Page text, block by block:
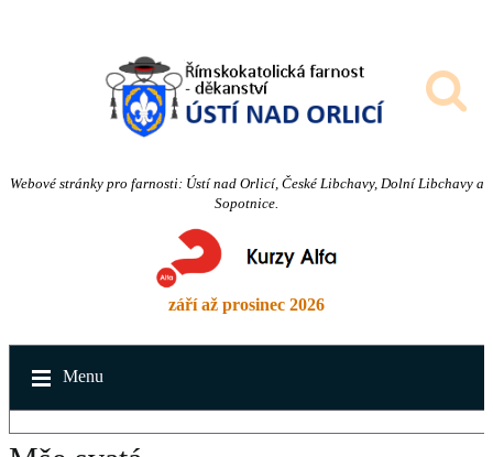
Webové stránky pro farnosti: Ústí nad Orlicí, České Libchavy, Dolní Libchavy a
Sopotnice.
září až prosinec 2026
Menu